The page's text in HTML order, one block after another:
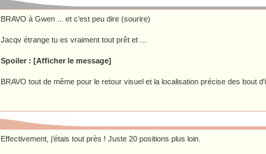
BRAVO à Gwen ... et c'est peu dire (sourire)
Jacqv étrange tu es vraiment tout prêt et ...
Spoiler : [Afficher le message]
BRAVO tout de même pour le retour visuel et la localisation précise des bout
Effectivement, j’étais tout près ! Juste 20 positions plus loin.